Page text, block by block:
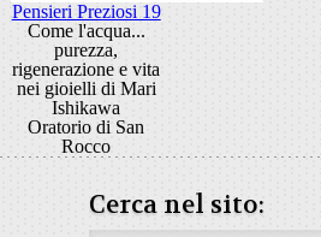
Pensieri Preziosi 19
Come l'acqua...
purezza,
rigenerazione e vita
nei gioielli di Mari
Ishikawa
Oratorio di San
Rocco
Cerca nel sito: